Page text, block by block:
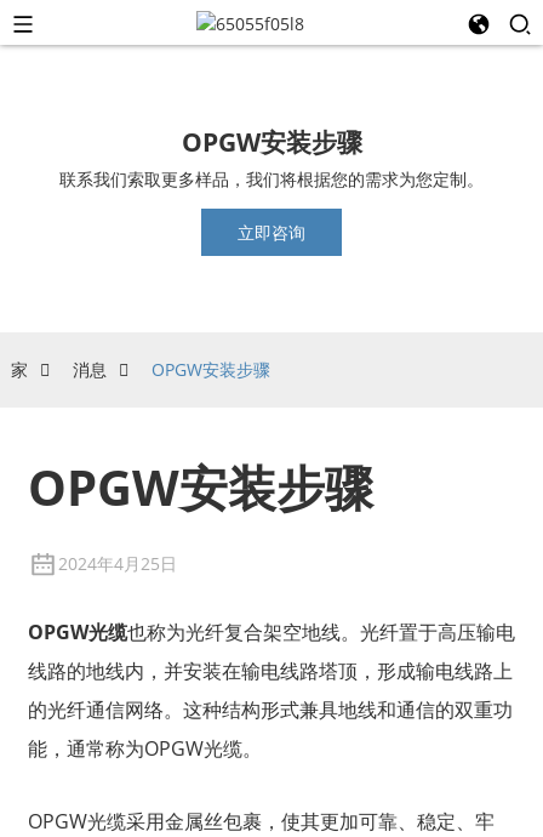
OPGW安装步骤
联系我们索取更多样品，我们将根据您的需求为您定制。
立即咨询
家 消息 OPGW安装步骤
OPGW安装步骤
2024年4月25日
OPGW光缆也称为光纤复合架空地线。光纤置于高压输电
线路的地线内，并安装在输电线路塔顶，形成输电线路上
的光纤通信网络。这种结构形式兼具地线和通信的双重功
能，通常称为OPGW光缆。
OPGW光缆采用金属丝包裹，使其更加可靠、稳定、牢